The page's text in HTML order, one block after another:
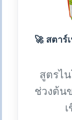
🚀 สตาร์
สูตรไ
ช่วงต้น